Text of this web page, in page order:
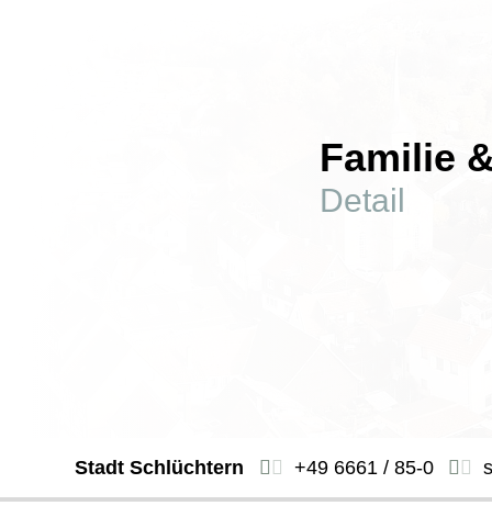
Familie
Detail
Stadt Schlüchtern +49 6661 / 85-0